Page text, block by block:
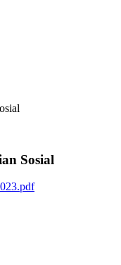
Sosial